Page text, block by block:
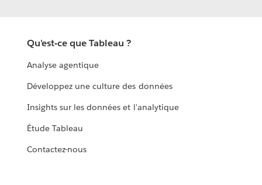
Qu'est-ce que Tableau ?
Analyse agentique
Développez une culture des données
Insights sur les données et l'analytique
Étude Tableau
Contactez-nous